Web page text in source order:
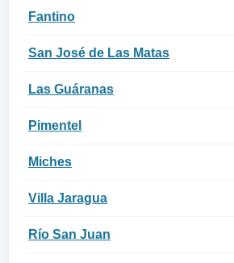
Fantino
San José de Las Matas
Las Guáranas
Pimentel
Miches
Villa Jaragua
Río San Juan